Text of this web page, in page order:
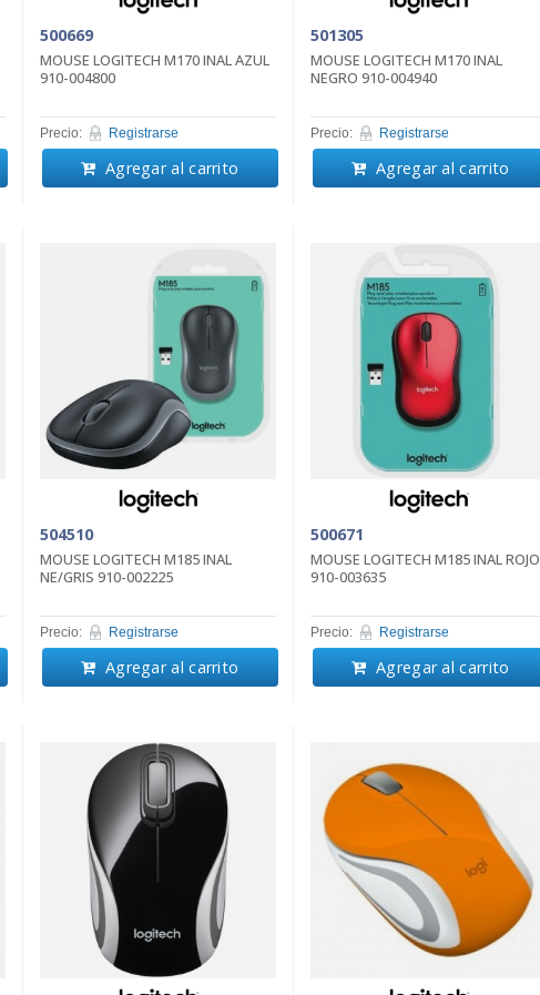
500669
MOUSE LOGITECH M170 INAL AZUL
910-004800
Precio: Registrarse
Agregar al carrito
501305
MOUSE LOGITECH M170 INAL
NEGRO 910-004940
Precio: Registrarse
Agregar al carrito
504510
MOUSE LOGITECH M185 INAL
NE/GRIS 910-002225
Precio: Registrarse
Agregar al carrito
500671
MOUSE LOGITECH M185 INAL ROJO
910-003635
Precio: Registrarse
Agregar al carrito